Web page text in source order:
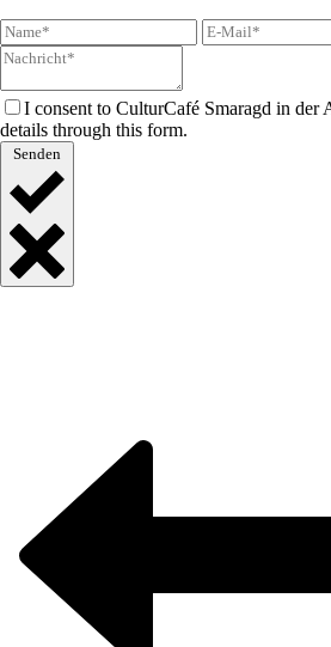
I consent to CulturCafé Smaragd in
details through this form.
Senden